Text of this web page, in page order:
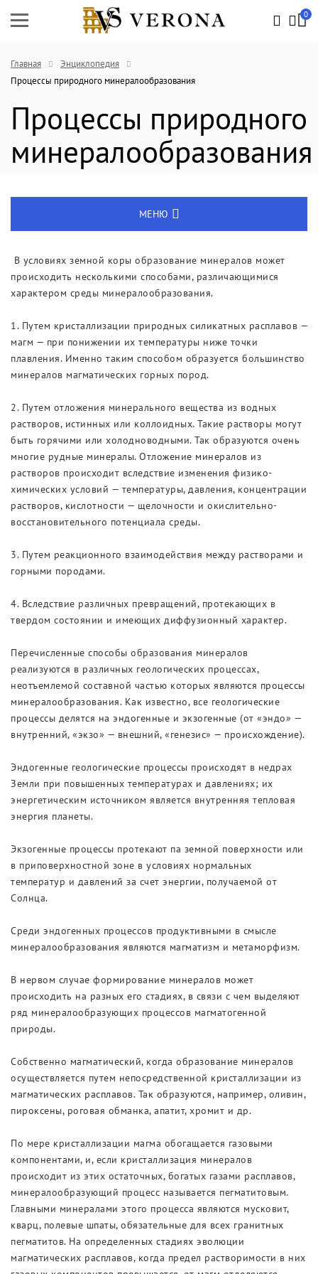
0
Главная
Энциклопедия
Процессы природного минералообразования
Процессы природного
минералообразования
МЕНЮ
Новости
Выставки
В условиях земной коры образование минералов может
происходить несколькими способами, различающимися
характером среды минералообразования.
1. Путем кристаллизации природных силикатных расплавов —
магм — при понижении их температуры ниже точки
плавления. Именно таким способом образуется большинство
минералов магматических горных пород.
2. Путем отложения минерального вещества из водных
растворов, истинных или коллоидных. Такие растворы могут
быть горячими или холодноводными. Так образуются очень
многие рудные минералы. Отложение минералов из
растворов происходит вследствие изменения физико-
химических условий — температуры, давления, концентрации
растворов, кислотности — щелочности и окислительно-
восстановительного потенциала среды.
3. Путем реакционного взаимодействия между растворами и
горными породами.
4. Вследствие различных превращений, протекающих в
твердом состоянии и имеющих диффузионный характер.
Перечисленные способы образования минералов
реализуются в различных геологических процессах,
неотъемлемой составной частью которых являются процессы
минералообразования. Как известно, все геологические
процессы делятся на эндогенные и экзогенные (от «эндо» —
внутренний, «экзо» — внешний, «генезис» — происхождение).
Эндогенные геологические процессы происходят в недрах
Земли при повышенных температурах и давлениях; их
энергетическим источником является внутренняя тепловая
энергия планеты.
Экзогенные процессы протекают па земной поверхности или
в приповерхностной зоне в условиях нормальных
температур и давлений за счет энергии, получаемой от
Солнца.
Среди эндогенных процессов продуктивными в смысле
минералообразования являются магматизм и метаморфизм.
В нервом случае формирование минералов может
происходить на разных его стадиях, в связи с чем выделяют
ряд минералообразующих процессов магматогенной
природы.
Собственно магматический, когда образование минералов
осуществляется путем непосредственной кристаллизации из
магматических расплавов. Так образуются, например, оливин,
пироксены, роговая обманка, апатит, хромит и др.
По мере кристаллизации магма обогащается газовыми
компонентами, и, если кристаллизация минералов
происходит из этих остаточных, богатых газами расплавов,
минералообразующий процесс называется пегматитовым.
Главными минералами этого процесса являются мусковит,
кварц, полевые шпаты, обязательные для всех гранитных
пегматитов. На определенных стадиях эволюции
магматических расплавов, когда предел растворимости в них